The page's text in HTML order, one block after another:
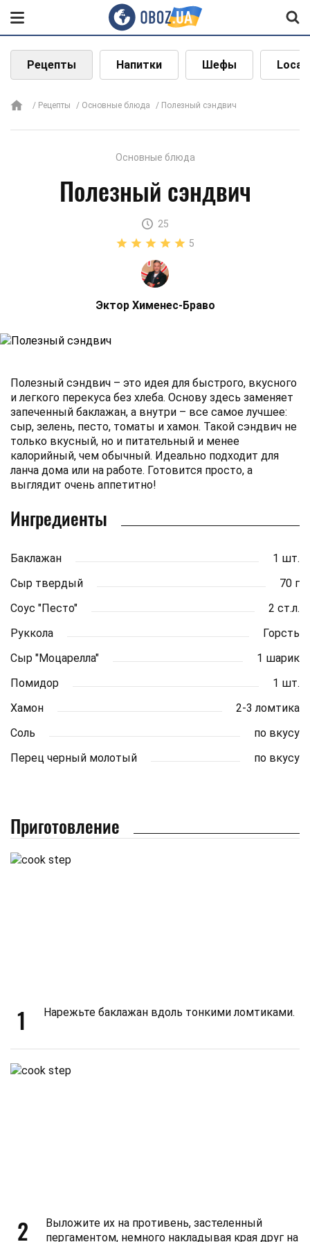
Рецепты Напитки Шефы Local
Рецепты Основные блюда Полезный сэндвич
Основные блюда
Полезный сэндвич
25
5
Эктор Хименес-Браво
Полезный сэндвич – это идея для быстрого, вкусного
и легкого перекуса без хлеба. Основу здесь заменяет
запеченный баклажан, а внутри – все самое лучшее:
сыр, зелень, песто, томаты и хамон. Такой сэндвич не
только вкусный, но и питательный и менее
калорийный, чем обычный. Идеально подходит для
ланча дома или на работе. Готовится просто, а
выглядит очень аппетитно!
Ингредиенты
Баклажан
1 шт.
Сыр твердый
70 г
Соус "Песто"
2 ст.л.
Руккола
Горсть
Сыр "Моцарелла"
1 шарик
Помидор
1 шт.
Хамон
2-3 ломтика
Соль
по вкусу
Перец черный молотый
по вкусу
Приготовление
1 Нарежьте баклажан вдоль тонкими ломтиками.
2
Выложите их на противень, застеленный
пергаментом, немного накладывая края друг на